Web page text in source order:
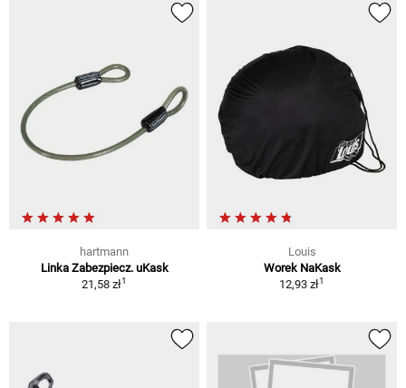
hartmann
Linka Zabezpiecz. uKask
21,58 zł1
Louis
Worek NaKask
12,93 zł1